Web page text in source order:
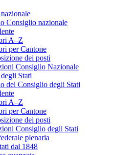
Consiglio nazionale
A–Z
per Cantone
dei posti
Consiglio Nazionale
Stati
del Consiglio degli Stati
A–Z
per Cantone
dei posti
Consiglio degli Stati
plenaria
dal 1848